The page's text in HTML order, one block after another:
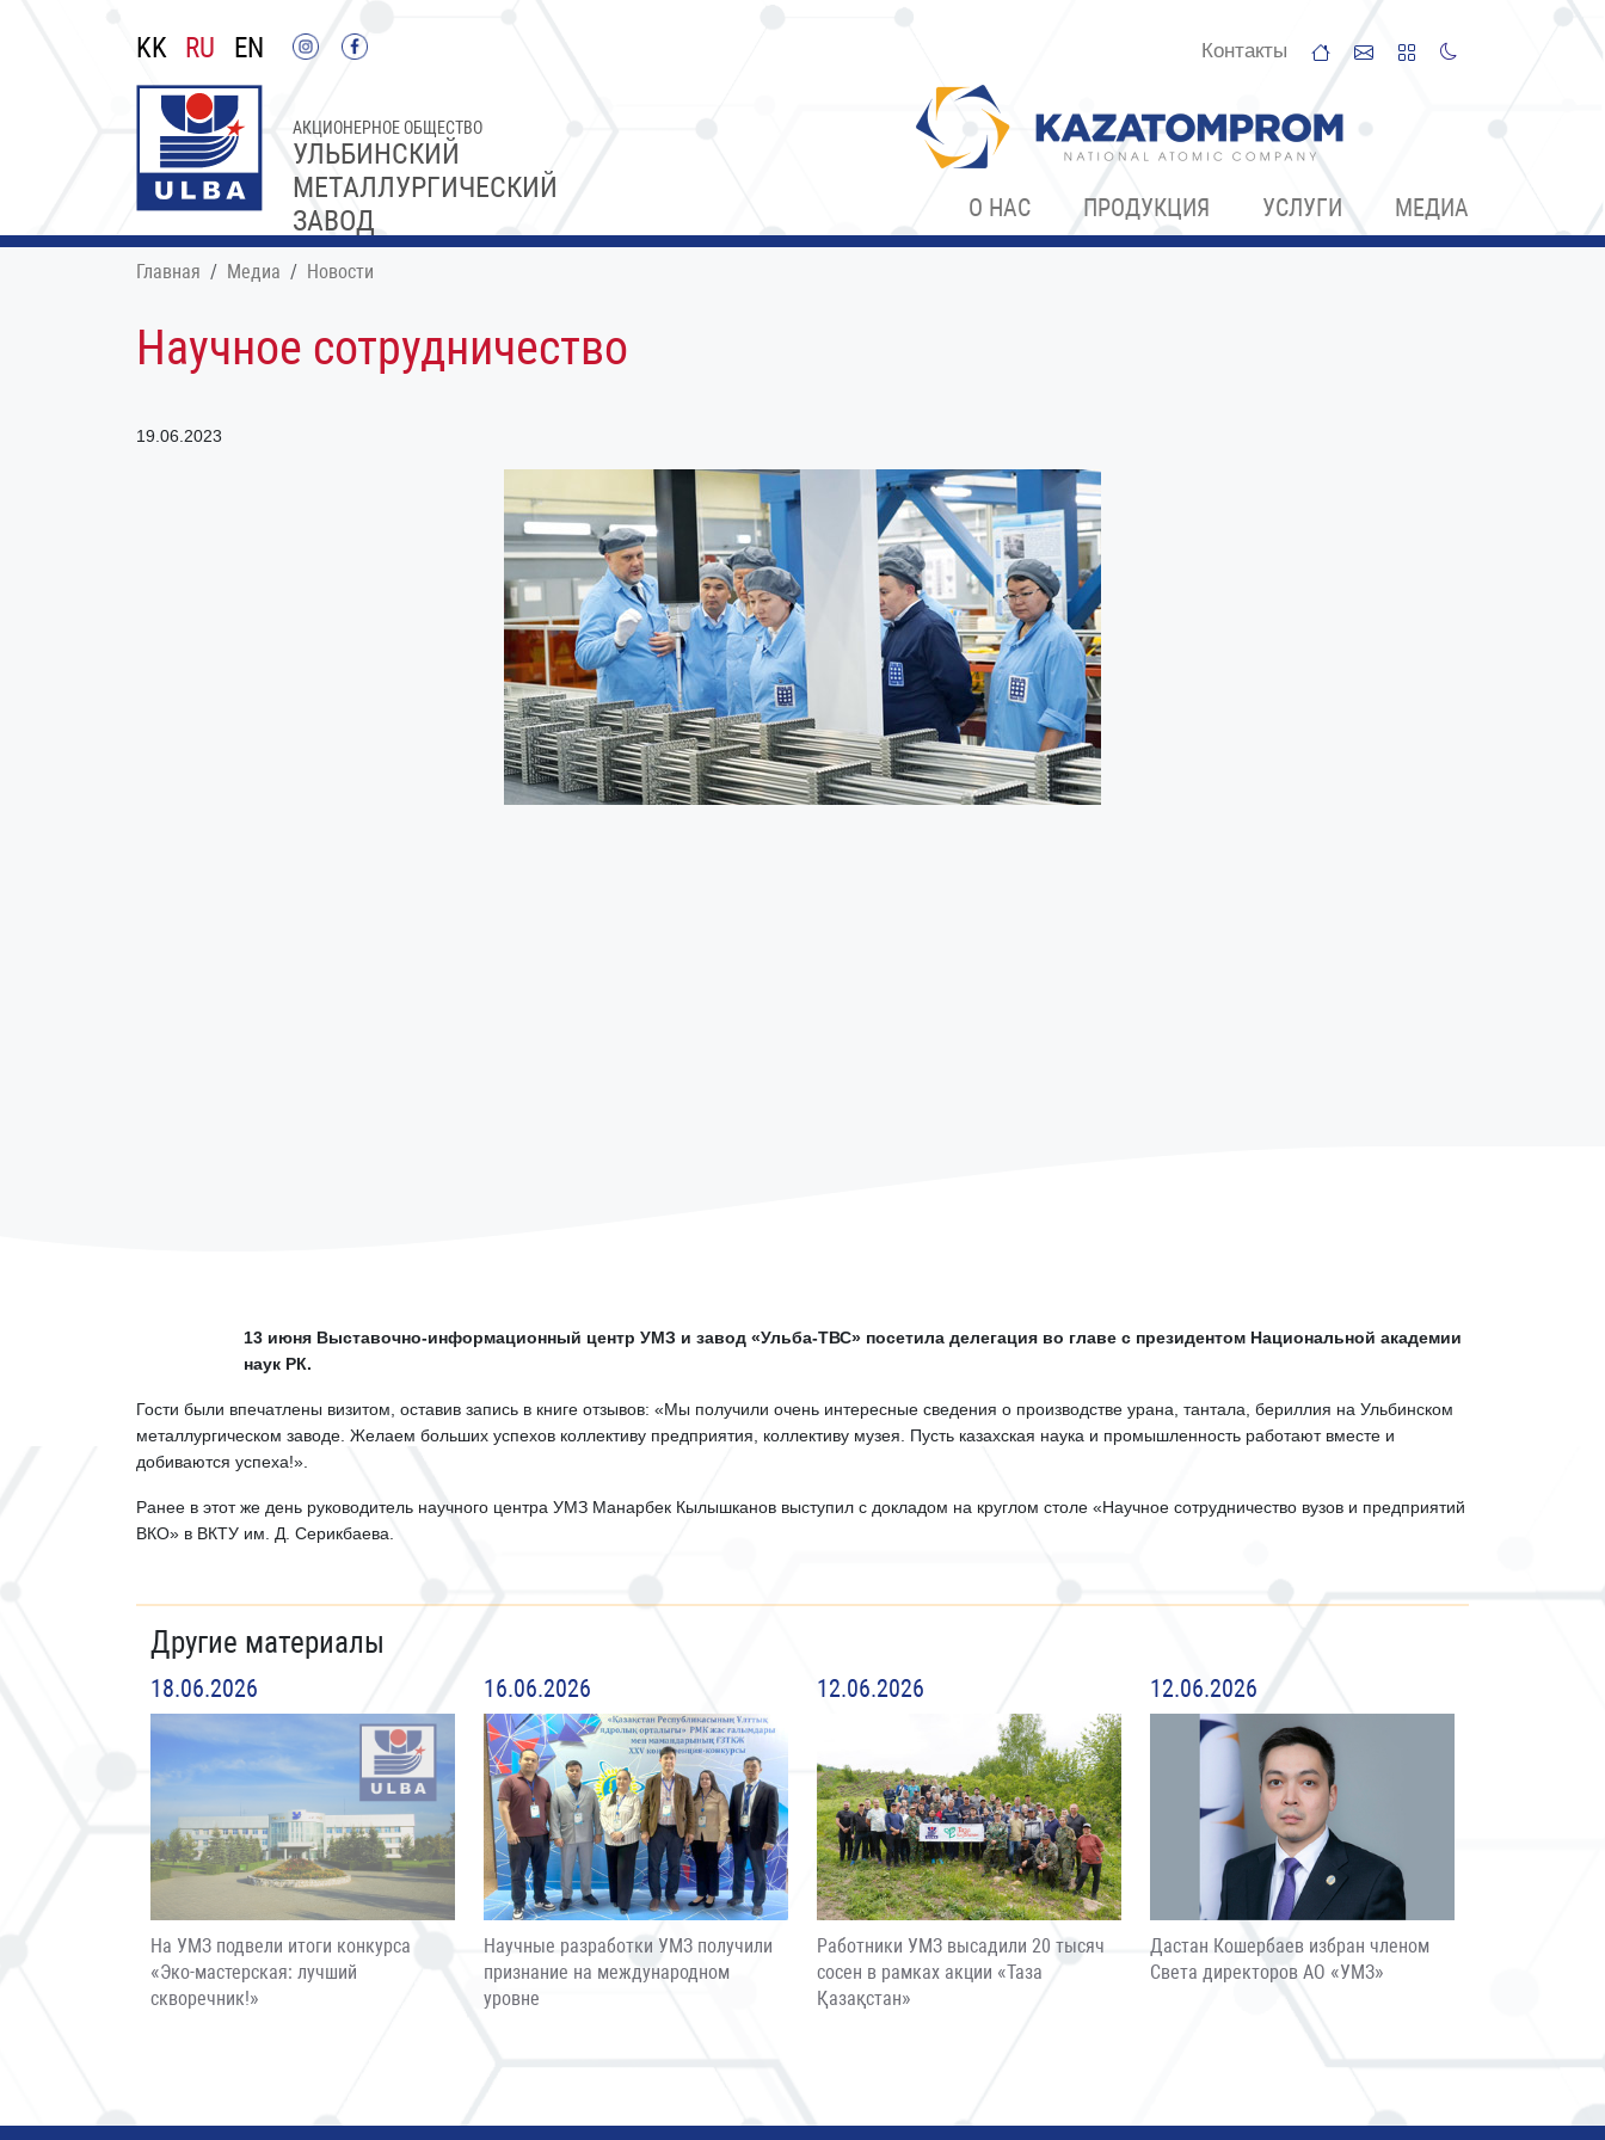
KK RU EN Контакты
УЛЬБИНСКИЙ
МЕТАЛЛУРГИЧЕСКИЙ
ЗАВОД
АКЦИОНЕРНОЕ ОБЩЕСТВО
О НАС ПРОДУКЦИЯ УСЛУГИ МЕДИА
Главная Медиа Новости
Научное сотрудничество
19.06.2023
13 июня Выставочно-информационный центр УМЗ и завод «Ульба-ТВС» посетила делегация во главе с президентом Национальной академии
наук РК.
Гости были впечатлены визитом, оставив запись в книге отзывов: «Мы получили очень интересные сведения о производстве урана, тантала, бериллия на Ульбинском
металлургическом заводе. Желаем больших успехов коллективу предприятия, коллективу музея. Пусть казахская наука и промышленность работают вместе и
добиваются успеха!».
Ранее в этот же день руководитель научного центра УМЗ Манарбек Кылышканов выступил с докладом на круглом столе «Научное сотрудничество вузов и предприятий
ВКО» в ВКТУ им. Д. Серикбаева.
Другие материалы
18.06.2026
На УМЗ подвели итоги конкурса
«Эко-мастерская: лучший
скворечник!»
16.06.2026
Научные разработки УМЗ получили
признание на международном
уровне
12.06.2026
Работники УМЗ высадили 20 тысяч
сосен в рамках акции «Таза
Қазақстан»
12.06.2026
Дастан Кошербаев избран членом
Света директоров АО «УМЗ»